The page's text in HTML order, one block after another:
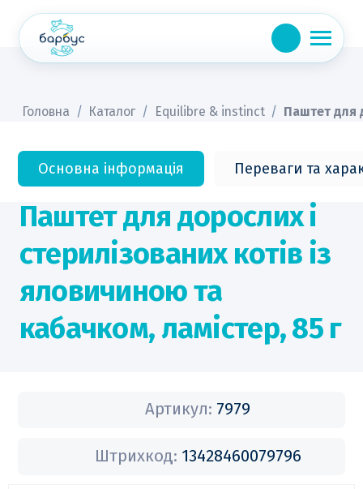
content
Головна / Каталог / Equilibre & instinct / Паштет для
Основна інформація Переваги та
Паштет для дорослих і
стерилізованих котів із
яловичиною та
кабачком, ламістер, 85 г
Артикул: 7979
Штрихкод: 13428460079796